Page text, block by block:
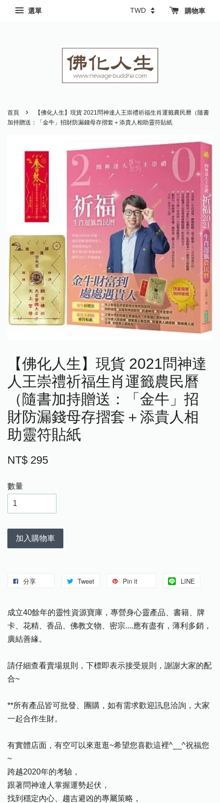
選單 購物車
首頁 ›
【佛化人生】現貨 2021問神達人王崇禮祈福生肖運籤農民曆（隨書
加持贈送：「金牛」招財防漏錢母存摺套＋添貴人相助靈符貼紙
【佛化人生】現貨 2021問神達
人王崇禮祈福生肖運籤農民曆
（隨書加持贈送：「金牛」招
財防漏錢母存摺套＋添貴人相
助靈符貼紙
NT$ 295
數量
加入購物車
分享 Tweet Pin it LINE
成立40餘年的靈性資源寶庫，專營身心靈產品、書籍、牌
卡、花精、香品、佛教文物、密宗....應有盡有，薄利多銷，
廣結善緣。
請仔細查看賣場規則，下標即表示接受規則，謝謝大家的配
合~
**所有產品皆可批發、團購，如有需求歡迎訊息洽詢，大家
一起合作生財。
有實體店面，有空可以來逛逛~希望您喜歡這裡^__^祝福您
~
跨越2020年的考驗，
跟著問神達人掌握運勢起伏，
找到穩定內心、趨吉避凶的專屬策略，